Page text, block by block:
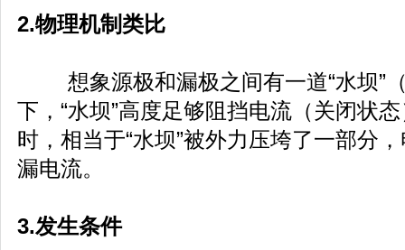
2.物理机制类比
想象源极和漏极之间有一道“水坝”
下，“水坝”高度足够阻挡电流（关闭状
时，相当于“水坝”被外力压垮了一部分
漏电流。
3.发生条件